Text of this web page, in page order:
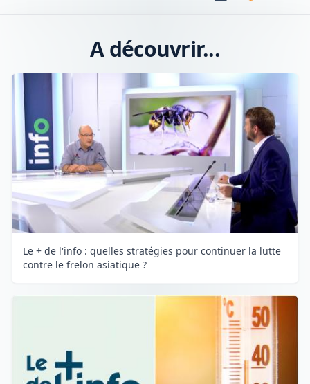
A découvrir...
Le + de l'info : quelles stratégies pour continuer la lutte
contre le frelon asiatique ?